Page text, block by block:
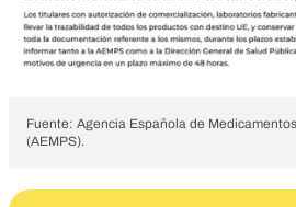
Fuente: Agencia Española de
(AEMPS).